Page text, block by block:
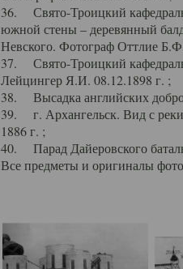
36. Свято-Троицкий
южной стены – деревянный
Невского. Фотограф Оттлие
37. Свято-Троицкий
Лейцингер Я.И. 08.12.1898 г. ;
38. Высадка английских
39. г. Архангельск. Вид с
1886 г. ;
40. Парад Дайеровского
Все предметы и оригиналы